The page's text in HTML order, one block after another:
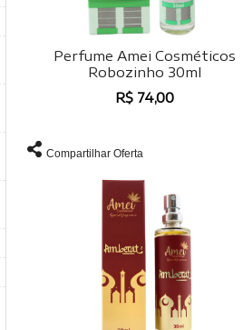
Perfume Amei Cosméticos
Robozinho 30ml
R$ 74,00
Compartilhar Oferta